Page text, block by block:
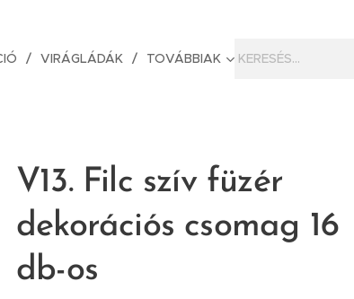
VIRÁGLÁDÁK TOVÁBBIAK
V13. Filc szív füzér
dekorációs csomag 16
db-os